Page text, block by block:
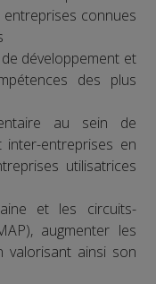
entreprises connues
développement et
des plus
au sein de
inter-entreprises en
utilisatrices
et les circuits-
augmenter les
valorisant ainsi son